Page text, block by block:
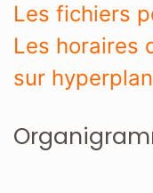
Les fichiers
Les horaires
sur